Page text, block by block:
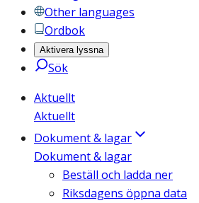
Other languages
Ordbok
Aktivera lyssna
Sök
Aktuellt
Aktuellt
Dokument & lagar
Dokument & lagar
Beställ och ladda ner
Riksdagens öppna data